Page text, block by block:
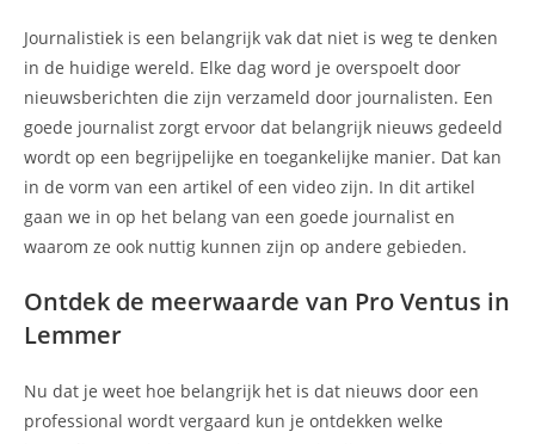
Journalistiek is een belangrijk vak dat niet is weg te denken
in de huidige wereld. Elke dag word je overspoelt door
nieuwsberichten die zijn verzameld door journalisten. Een
goede journalist zorgt ervoor dat belangrijk nieuws gedeeld
wordt op een begrijpelijke en toegankelijke manier. Dat kan
in de vorm van een artikel of een video zijn. In dit artikel
gaan we in op het belang van een goede journalist en
waarom ze ook nuttig kunnen zijn op andere gebieden.
Ontdek de meerwaarde van Pro Ventus in
Lemmer
Nu dat je weet hoe belangrijk het is dat nieuws door een
professional wordt vergaard kun je ontdekken welke